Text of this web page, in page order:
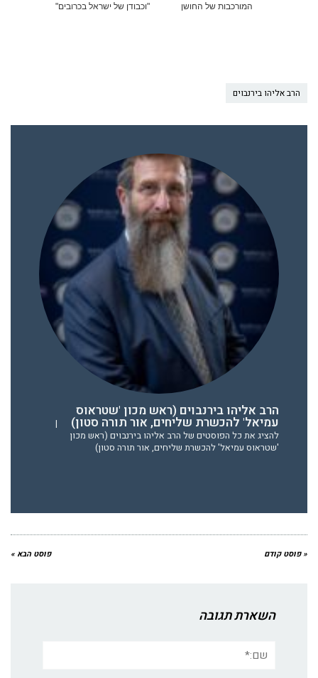
המורכבות של החושן "וכבודן של ישראל בכרובים"
הרב אליהו בירנבוים
הרב אליהו בירנבוים (ראש מכון 'שטראוס
עמיאל' להכשרת שליחים, אור תורה סטון)
|
להציג את כל הפוסטים של הרב אליהו בירנבוים (ראש מכון
'שטראוס עמיאל' להכשרת שליחים, אור תורה סטון)
« פוסט קודם פוסט הבא »
השארת תגובה